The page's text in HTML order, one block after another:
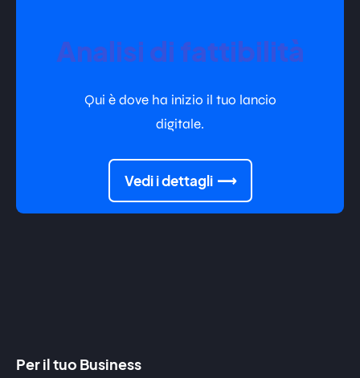
Analisi di fattibilità
Qui è dove ha inizio il tuo lancio
digitale.
Vedi i dettagli
Per il tuo Business